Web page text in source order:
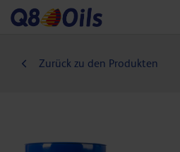
Zurück zu den Produkten